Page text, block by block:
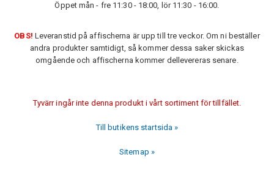
Öppet mån - fre 11:30 - 18:00, lör 11:30 - 16:00.
OBS! Leveranstid på affischerna är upp till tre veckor. Om ni beställer
andra produkter samtidigt, så kommer dessa saker skickas
omgående och affischerna kommer dellevereras senare.
Tyvärr ingår inte denna produkt i vårt sortiment för tillfället.
Till butikens startsida »
Sitemap »